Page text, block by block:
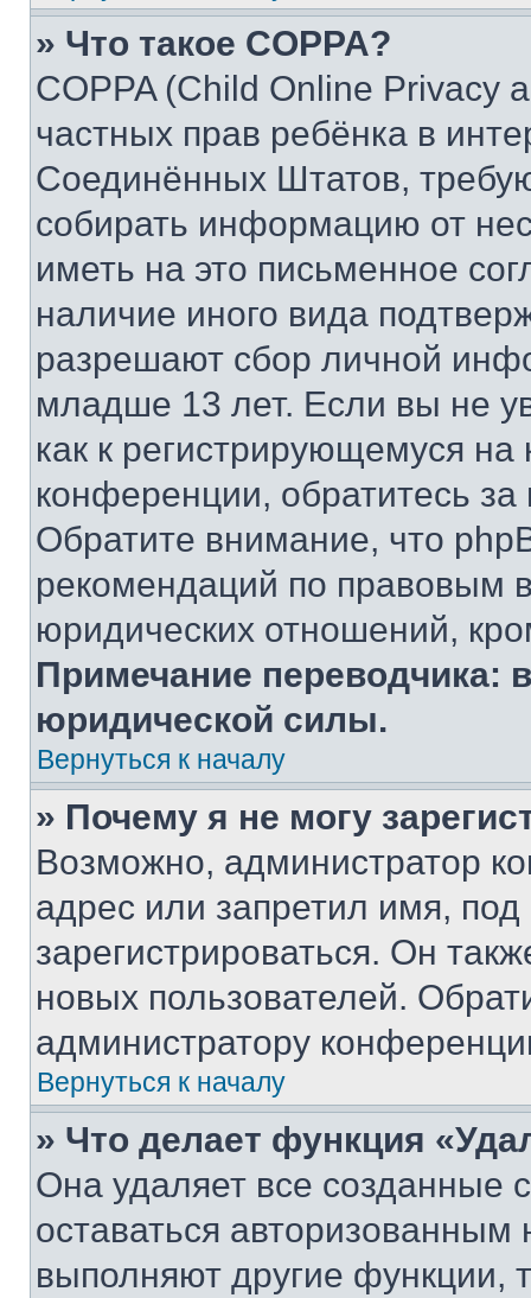
» Что такое COPPA?
COPPA (Child Online Privacy
частных прав ребёнка в
Соединённых Штатов,
собирать информацию от
иметь на это письменное
наличие иного вида
разрешают сбор личной
младше 13 лет. Если вы не
как к регистрирующемуся
конференции, обратитесь
Обратите внимание, что
рекомендаций по правовым
юридических отношений,
Примечание переводчика:
юридической силы.
Вернуться к началу
» Почему я не могу
Возможно, администратор
адрес или запретил имя,
зарегистрироваться. Он
новых пользователей.
администратору
Вернуться к началу
» Что делает функция
Она удаляет все созданные
оставаться
выполняют другие функции,